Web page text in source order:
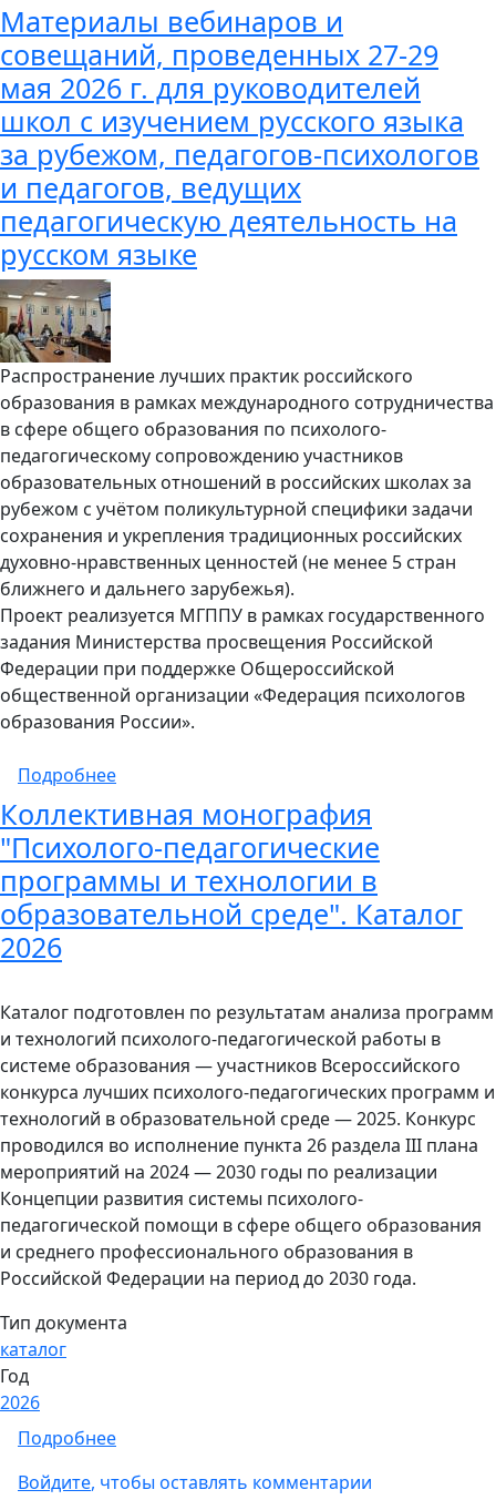
Материалы вебинаров и
совещаний, проведенных 27-29
мая 2026 г. для руководителей
школ с изучением русского языка
за рубежом, педагогов-психологов
и педагогов, ведущих
педагогическую деятельность на
русском языке
Распространение лучших практик российского
образования в рамках международного сотрудничества
в сфере общего образования по психолого-
педагогическому сопровождению участников
образовательных отношений в российских школах за
рубежом с учётом поликультурной специфики задачи
сохранения и укрепления традиционных российских
духовно-нравственных ценностей (не менее 5 стран
ближнего и дальнего зарубежья).
Проект реализуется МГППУ в рамках государственного
задания Министерства просвещения Российской
Федерации при поддержке Общероссийской
общественной организации «Федерация психологов
образования России».
Подробнеео Материалы вебинаров и совещаний,
Коллективная монография
"Психолого-педагогические
программы и технологии в
образовательной среде". Каталог
2026
Каталог подготовлен по результатам анализа программ
и технологий психолого-педагогической работы в
системе образования — участников Всероссийского
конкурса лучших психолого-педагогических программ и
технологий в образовательной среде — 2025. Конкурс
проводился во исполнение пункта 26 раздела III плана
мероприятий на 2024 — 2030 годы по реализации
Концепции развития системы психолого-
педагогической помощи в сфере общего образования
и среднего профессионального образования в
Российской Федерации на период до 2030 года.
Тип документа
каталог
Год
2026
Подробнеео Коллективная монография "Психолого-
Войдите, чтобы оставлять комментарии